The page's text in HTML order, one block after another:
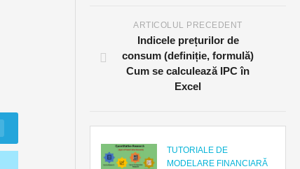
ARTICOLUL PRECEDENT
Indicele prețurilor de
consum (definiție, formulă)
Cum se calculează IPC în
Excel
TUTORIALE DE
MODELARE FINANCIARĂ